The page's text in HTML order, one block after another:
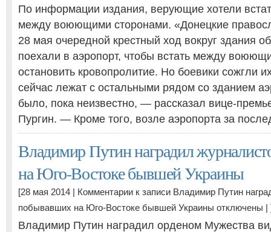
По информации издания, верующие хотели
между воюющими сторонами. «Донецкие
28 мая очередной крестный ход вокруг здания
поехали в аэропорт, чтобы встать между
остановить кровопролитие. Но боевики сожгли
сейчас лежат с остальными рядом со зданием
было, пока неизвестно, — рассказал вице-
Пургин. — Кроме того, возле аэропорта за
Владимир Путин наградил
на Юго-Востоке бывшей Украины
[28 мая 2014 | Комментарии к записи Владимир Путин
побывавших на Юго-Востоке бывшей Украины отключены |
Владимир Путин наградил орденом Мужества